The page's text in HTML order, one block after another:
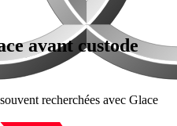
avant custode
recherchées avec Glace